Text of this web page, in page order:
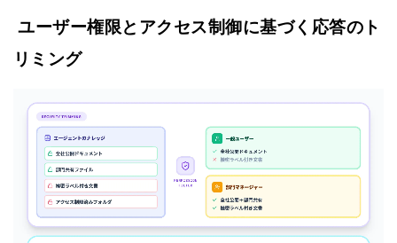
ユーザー権限とアクセス制御に基づく応答のト
リミング